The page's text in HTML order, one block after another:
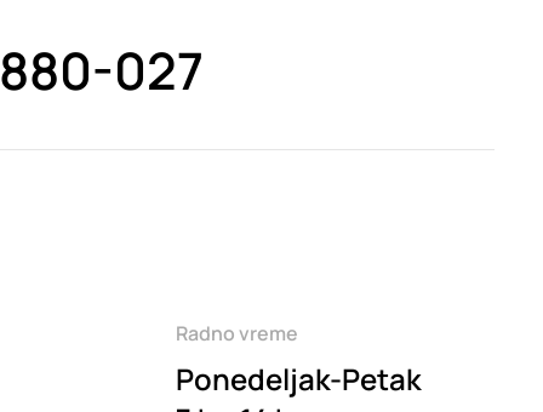
027
Radno vreme
Ponedeljak-Petak